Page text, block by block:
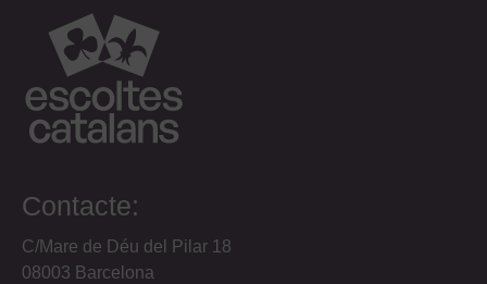
AE L'Esclat
AE L'Espiga
AE L'Estol
AE La Flama
AE La Floresta
Contacte:
C/Mare de Déu del Pilar 18
08003 Barcelona